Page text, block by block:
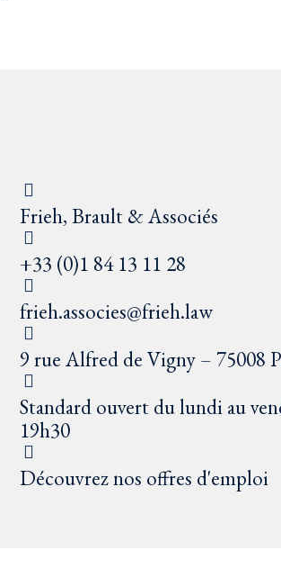
Frieh, Brault & Associés
+33 (0)1 84 13 11 28
frieh.associes@frieh.law
9 rue Alfred de Vigny – 75008
Standard ouvert du lundi au
19h30
Découvrez nos offres d'emploi